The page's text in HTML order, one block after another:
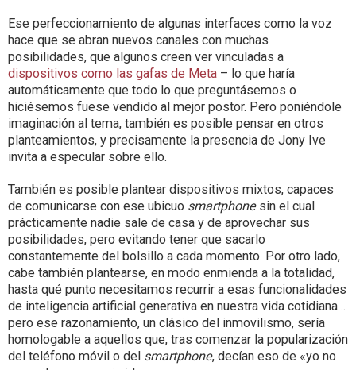
Ese perfeccionamiento de algunas interfaces como la voz
hace que se abran nuevos canales con muchas
posibilidades, que algunos creen ver vinculadas a
dispositivos como las gafas de Meta – lo que haría
automáticamente que todo lo que preguntásemos o
hiciésemos fuese vendido al mejor postor. Pero poniéndole
imaginación al tema, también es posible pensar en otros
planteamientos, y precisamente la presencia de Jony Ive
invita a especular sobre ello.
También es posible plantear dispositivos mixtos, capaces
de comunicarse con ese ubicuo smartphonesin el cual
prácticamente nadie sale de casa y de aprovechar sus
posibilidades, pero evitando tener que sacarlo
constantemente del bolsillo a cada momento. Por otro lado,
cabe también plantearse, en modo enmienda a la totalidad,
hasta qué punto necesitamos recurrir a esas funcionalidades
de inteligencia artificial generativa en nuestra vida cotidiana…
pero ese razonamiento, un clásico del inmovilismo, sería
homologable a aquellos que, tras comenzar la popularización
del teléfono móvil o del smartphone, decían eso de «yo no